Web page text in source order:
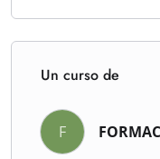
Un curso de
F